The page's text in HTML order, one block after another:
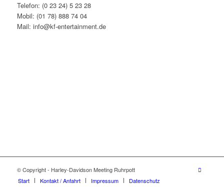
Telefon: (0 23 24) 5 23 28
Mobil: (01 78) 888 74 04
Mail: info@kf-entertainment.de
© Copyright - Harley-Davidson Meeting Ruhrpott
Start
Kontakt / Anfahrt Impressum Datenschutz